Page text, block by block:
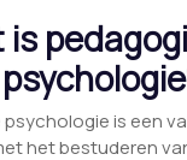
is
is een
het bestuderen